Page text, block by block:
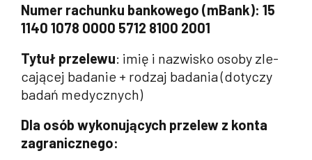
Numer rachunku bankowego (mBank): 15
1140 1078 0000 5712 8100 2001
Tytuł przelewu: imię i nazwisko osoby zle­
ca­jącej badanie + rodzaj badania (dotyczy
badań medycznych)
Dla osób wykonujących przelew z konta
zagranicznego: